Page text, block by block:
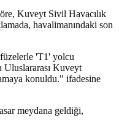
Kuveyt Sivil Havacılık
havalimanındaki son
füzelerle 'T1' yolcu
Uluslararası Kuveyt
konuldu." ifadesine
meydana geldiği,